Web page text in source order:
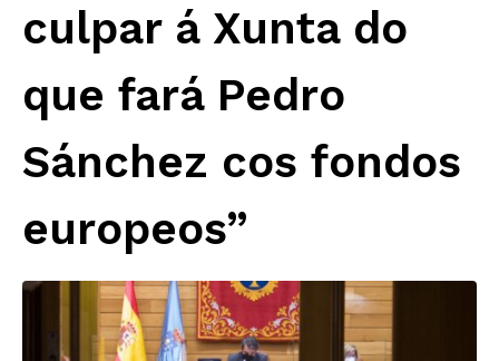
culpar á Xunta do
que fará Pedro
Sánchez cos fondos
europeos”